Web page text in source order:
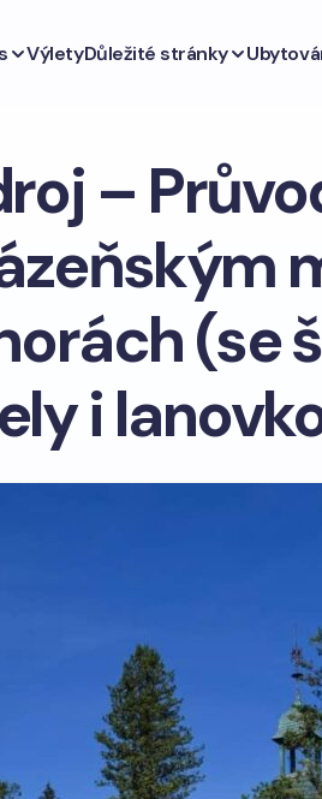
VýletyDůležité stránky
–
(se
i